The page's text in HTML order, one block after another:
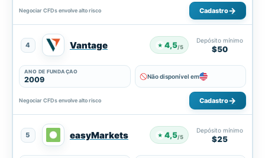
Negociar CFDs envolve alto risco Cadastro
4 Vantage ★ 4,5/5
Depósito mínimo
$50
ANO DE FUNDAÇÃO
2009 Não disponível em
Negociar CFDs envolve alto risco Cadastro
5 easyMarkets ★ 4,5/5
Depósito mínimo
$25